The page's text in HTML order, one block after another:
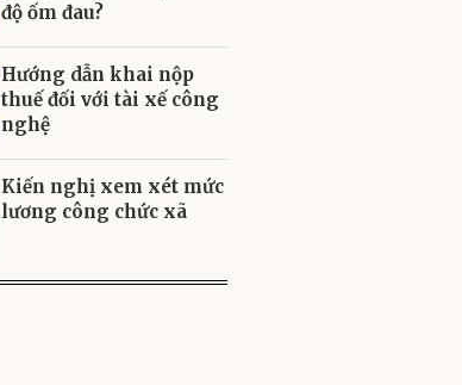
độ ốm đau?
Hướng dẫn khai nộp
thuế đối với tài xế công
nghệ
Kiến nghị xem xét mức
lương công chức xã